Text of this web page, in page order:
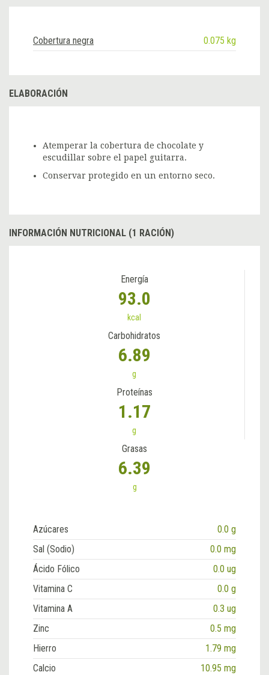
Cobertura negra 0.075 kg
ELABORACIÓN
Atemperar la cobertura de chocolate y
escudillar sobre el papel guitarra.
Conservar protegido en un entorno seco.
INFORMACIÓN NUTRICIONAL (1 RACIÓN)
Energía
93.0
kcal
Carbohidratos
6.89
g
Proteínas
1.17
g
Grasas
6.39
g
Azúcares
0.0 g
Sal (Sodio)
0.0 mg
Ácido Fólico
0.0 ug
Vitamina C
0.0 g
Vitamina A
0.3 ug
Zinc
0.5 mg
Hierro
1.79 mg
Calcio
10.95 mg